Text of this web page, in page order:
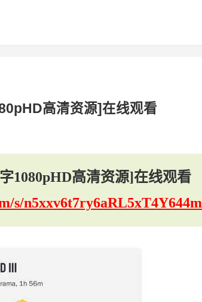
高清资源]在线观看
1080pHD高清资源]在线观看
s/n5xxv6t7ry6aRL5xT4Y644m